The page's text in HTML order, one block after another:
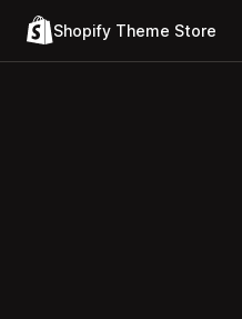
Shopify Theme Store